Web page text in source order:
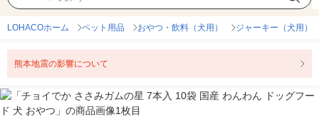
LOHACOホーム ペット用品 おやつ・飲料（犬用） ジャーキー（犬用）
熊本地震の影響について